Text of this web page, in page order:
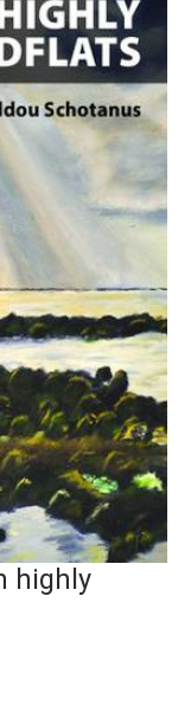
highly